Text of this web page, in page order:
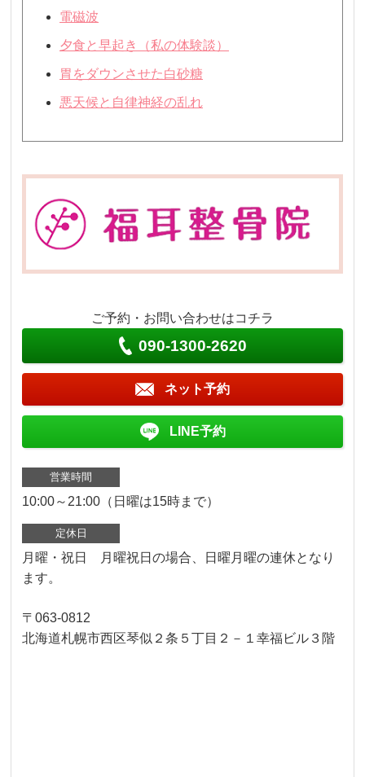
電磁波
夕食と早起き（私の体験談）
胃をダウンさせた白砂糖
悪天候と自律神経の乱れ
ご予約・お問い合わせはコチラ
090-1300-2620
ネット予約
LINE予約
営業時間
10:00～21:00（日曜は15時まで）
定休日
月曜・祝日 月曜祝日の場合、日曜月曜の連休となり
ます。
〒063-0812
北海道札幌市西区琴似２条５丁目２－１幸福ビル３階